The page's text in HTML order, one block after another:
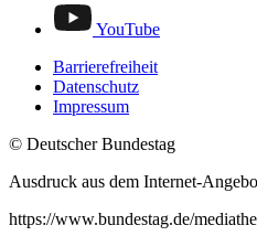
YouTube
Barrierefreiheit
Datenschutz
Impressum
© Deutscher Bundestag
Ausdruck aus dem Internet-
https://www.bundestag.de/